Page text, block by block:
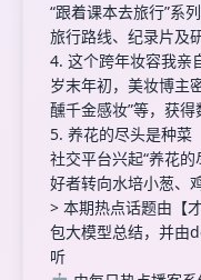
“跟着课本去旅行”系
旅行路线、纪录片及
4. 这个跨年妆容我亲
岁末年初，美妆博主
醺千金感妆”等，获得
5. 养花的尽头是种菜
社交平台兴起“养花
好者转向水培小葱、
> 本期热点话题由【
包大模型总结，并由
听